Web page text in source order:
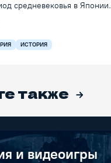
средневековья в Японии.
ИСТОРИЯ
также
и видеоигры